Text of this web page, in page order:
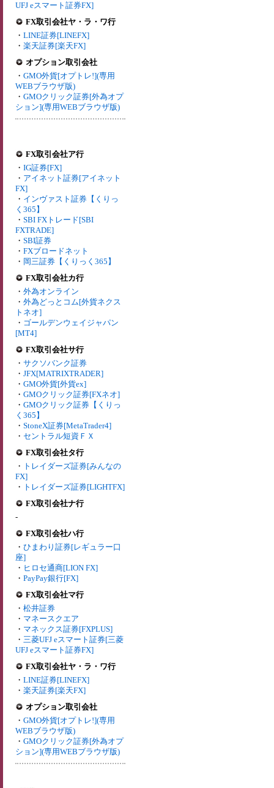
UFJ eスマート証券FX]
FX取引会社ヤ・ラ・ワ行
・ LINE証券[LINEFX]
・ 楽天証券[楽天FX]
オプション取引会社
・ GMO外貨[オプトレ!](専用
WEBブラウザ版)
・ GMOクリック証券[外為オプ
ション](専用WEBブラウザ版)
FX取引会社ア行
・ IG証券[FX]
・ アイネット証券[アイネット
FX]
・ インヴァスト証券【くりっ
く365】
・ SBI FXトレード[SBI
FXTRADE]
・ SBI証券
・ FXブロードネット
・ 岡三証券【くりっく365】
FX取引会社カ行
・ 外為オンライン
・ 外為どっとコム[外貨ネクス
トネオ]
・ ゴールデンウェイジャパン
[MT4]
FX取引会社サ行
・ サクソバンク証券
・ JFX[MATRIXTRADER]
・ GMO外貨[外貨ex]
・ GMOクリック証券[FXネオ]
・ GMOクリック証券【くりっ
く365】
・ StoneX証券[MetaTrader4]
・ セントラル短資ＦＸ
FX取引会社タ行
・ トレイダーズ証券[みんなの
FX]
・ トレイダーズ証券[LIGHTFX]
FX取引会社ナ行
-
FX取引会社ハ行
・ ひまわり証券[レギュラー口
座]
・ ヒロセ通商[LION FX]
・ PayPay銀行[FX]
FX取引会社マ行
・ 松井証券
・ マネースクエア
・ マネックス証券[FXPLUS]
・ 三菱UFJ eスマート証券[三菱
UFJ eスマート証券FX]
FX取引会社ヤ・ラ・ワ行
・ LINE証券[LINEFX]
・ 楽天証券[楽天FX]
オプション取引会社
・ GMO外貨[オプトレ!](専用
WEBブラウザ版)
・ GMOクリック証券[外為オプ
ション](専用WEBブラウザ版)